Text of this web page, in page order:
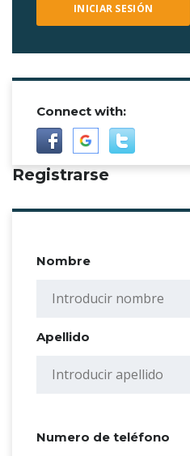
Connect with:
Registrarse
Nombre
Apellido
Numero de teléfono